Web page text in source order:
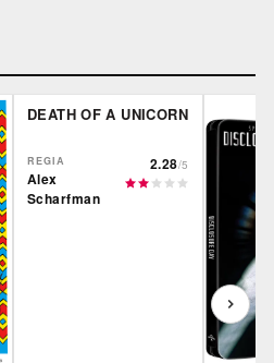
DEATH OF A UNICORN
REGIA
Alex
Scharfman
2.28/5